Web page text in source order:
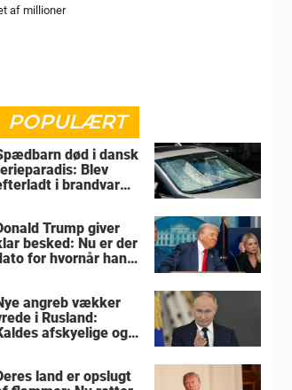
af millioner
POPULÆRT
død i dansk
Blev
i brandvarm
Trump giver
besked: Nu er der
for hvornår han
angreb vækker
i Rusland:
afskyelige og
land er opslugt